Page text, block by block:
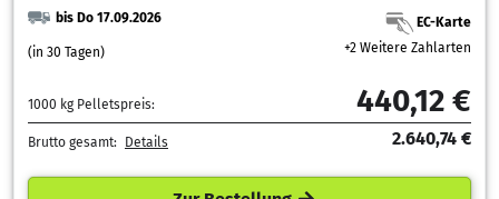
bis Do 17.09.2026
(in 30 Tagen)
EC-Karte
+2 Weitere Zahlarten
1000 kg Pelletspreis: 440,12 €
Brutto gesamt: Details 2.640,74 €